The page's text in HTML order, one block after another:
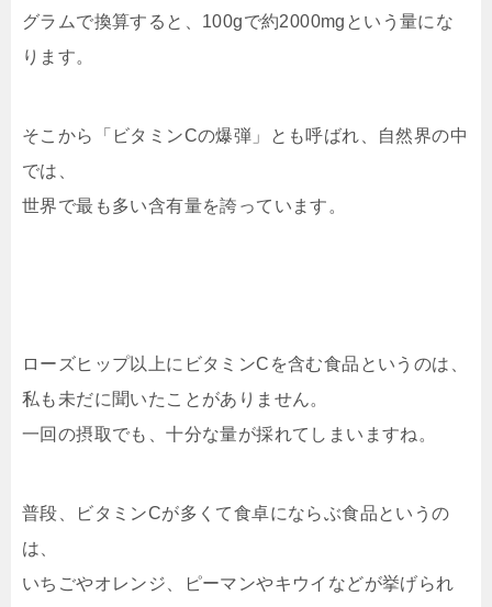
グラムで換算すると、100gで約2000mgという量にな
ります。
そこから「ビタミンCの爆弾」とも呼ばれ、自然界の中
では、
世界で最も多い含有量を誇っています。
ローズヒップ以上にビタミンCを含む食品というのは、
私も未だに聞いたことがありません。
一回の摂取でも、十分な量が採れてしまいますね。
普段、ビタミンCが多くて食卓にならぶ食品というの
は、
いちごやオレンジ、ピーマンやキウイなどが挙げられ